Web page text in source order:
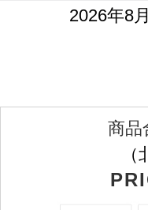
2026年8
商品